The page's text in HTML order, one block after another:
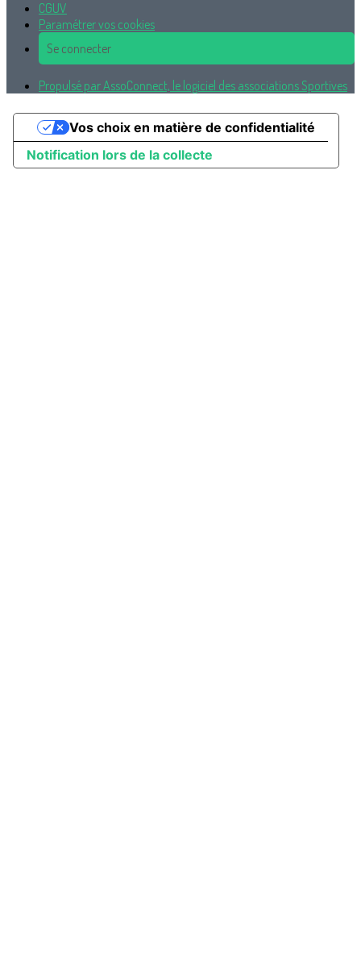
CGUV
Paramétrer vos cookies
Se connecter
Propulsé par AssoConnect, le logiciel des associations Sportives
Notification lors de la collecte
Vos choix en matière de confidentialité